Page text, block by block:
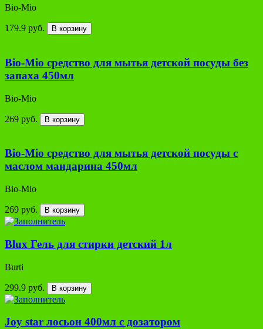
Bio-Mio
179.9 руб. В корзину
Bio-Mio средство для мытья детской посуды без
запаха 450мл
Bio-Mio
269 руб. В корзину
Bio-Mio средство для мытья детской посуды с
маслом мандарина 450мл
Bio-Mio
269 руб. В корзину
Blux Гель для стирки детский 1л
Burti
299.9 руб. В корзину
Joy star лосьон 400мл с дозатором